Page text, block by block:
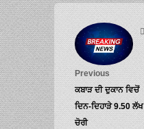
Previous
ਕਬਾੜ ਦੀ ਦੁਕਾਨ ਵਿਚੋਂ
ਦਿਨ-ਦਿਹਾੜੇ 9.50 ਲੱਖ
ਚੋਰੀ